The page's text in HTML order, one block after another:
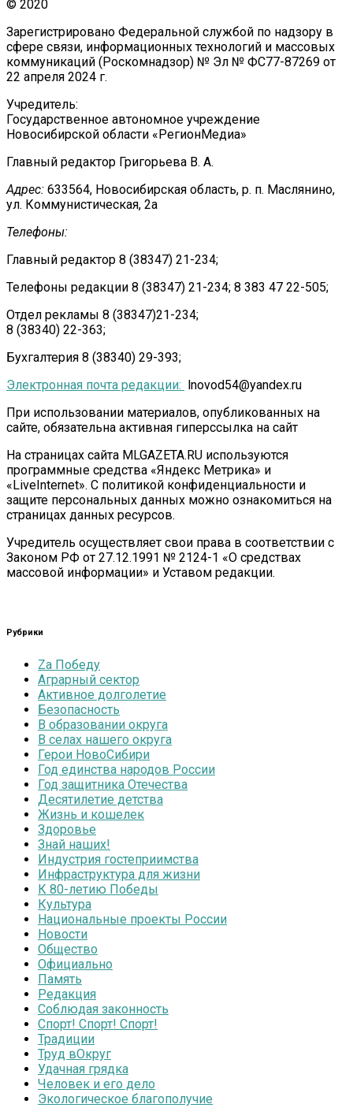
© 2020
Зарегистрировано Федеральной службой по надзору в
сфере связи, информационных технологий и массовых
коммуникаций (Роскомнадзор) № Эл № ФС77-87269 от
22 апреля 2024 г.
Учредитель:
Государственное автономное учреждение
Новосибирской области «РегионМедиа»
Главный редактор Григорьева В. А.
Адрес: 633564, Новосибирская область, р. п. Маслянино,
ул. Коммунистическая, 2а
Телефоны:
Главный редактор 8 (38347) 21-234;
Телефоны редакции 8 (38347) 21-234; 8 383 47 22-505;
Отдел рекламы 8 (38347)21-234;
8 (38340) 22-363;
Бухгалтерия 8 (38340) 29-393;
Электронная почта редакции:
lnovod54@yandex.ru
При использовании материалов, опубликованных на
сайте, обязательна активная гиперссылка на сайт
На страницах сайта MLGAZETA.RU используются
программные средства «Яндекс Метрика» и
«LiveInternet». С политикой конфиденциальности и
защите персональных данных можно ознакомиться на
страницах данных ресурсов.
Учредитель осуществляет свои права в соответствии с
Законом РФ от 27.12.1991 № 2124-1 «О средствах
массовой информации» и Уставом редакции.
Рубрики
Zа Победу
Аграрный сектор
Активное долголетие
Безопасность
В образовании округа
В селах нашего округа
Герои НовоСибири
Год единства народов России
Год защитника Отечества
Десятилетие детства
Жизнь и кошелек
Здоровье
Знай наших!
Индустрия гостеприимства
Инфраструктура для жизни
К 80-летию Победы
Культура
Национальные проекты России
Новости
Общество
Официально
Память
Редакция
Соблюдая законность
Спорт! Спорт! Спорт!
Традиции
Труд вОкруг
Удачная грядка
Человек и его дело
Экологическое благополучие